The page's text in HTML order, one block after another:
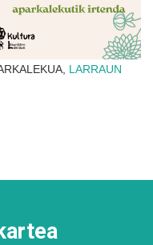
LARRAUN